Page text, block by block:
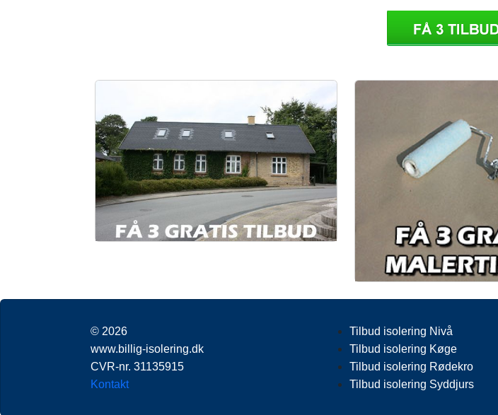
© 2026
www.billig-isolering.dk
CVR-nr. 31135915
Kontakt
Tilbud isolering Nivå
Tilbud isolering Køge
Tilbud isolering Rødekro
Tilbud isolering Syddjurs